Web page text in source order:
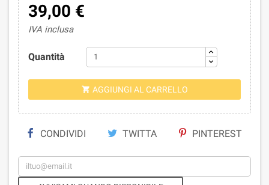
39,00 €
IVA inclusa
Quantità
 AGGIUNGI AL CARRELLO
CONDIVIDI TWITTA PINTEREST